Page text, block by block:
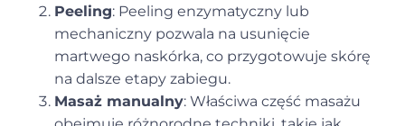
Peeling: Peeling enzymatyczny lub
mechaniczny pozwala na usunięcie
martwego naskórka, co przygotowuje skórę
na dalsze etapy zabiegu.
Masaż manualny: Właściwa część masażu